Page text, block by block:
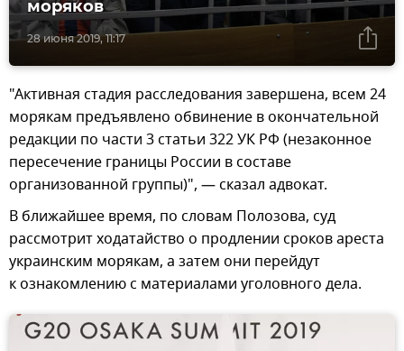
28 июня 2019, 11:17
моряков
"Активная стадия расследования завершена, всем 24
морякам предъявлено обвинение в окончательной
редакции по части 3 статьи 322 УК РФ (незаконное
пересечение границы России в составе
организованной группы)", — сказал адвокат.
В ближайшее время, по словам Полозова, суд
рассмотрит ходатайство о продлении сроков ареста
украинским морякам, а затем они перейдут
к ознакомлению с материалами уголовного дела.